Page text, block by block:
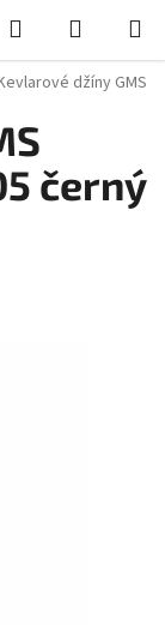
Hledat
KOŠÍK
džíny GMS
černý